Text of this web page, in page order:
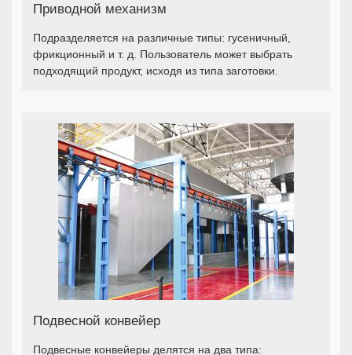
Приводной механизм
Подразделяется на различные типы: гусеничный,
фрикционный и т. д. Пользователь может выбрать
подходящий продукт, исходя из типа заготовки.
Подвесной конвейер
Подвесные конвейеры делятся на два типа: